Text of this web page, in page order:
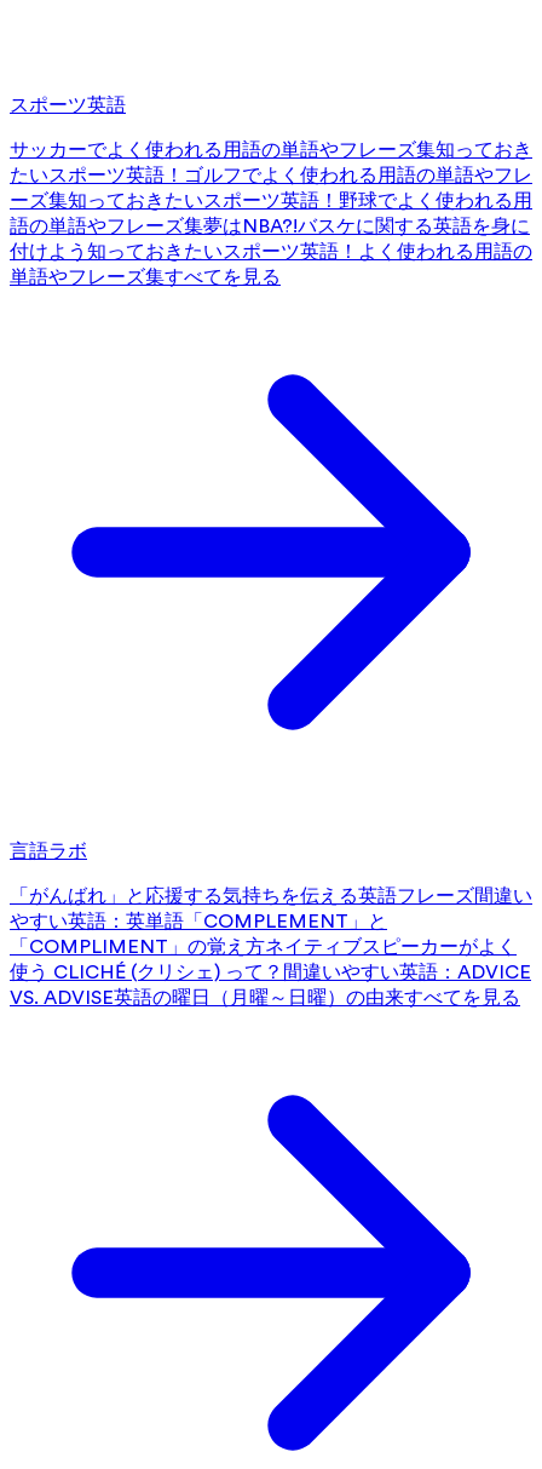
スポーツ英語
サッカーでよく使われる用語の単語やフレーズ集知っておき
たいスポーツ英語！ゴルフでよく使われる用語の単語やフレ
ーズ集知っておきたいスポーツ英語！野球でよく使われる用
語の単語やフレーズ集夢はNBA?!バスケに関する英語を身に
付けよう 知っておきたいスポーツ英語！よく使われる用語の
単語やフレーズ集すべてを見る
言語ラボ
「がんばれ」と応援する気持ちを伝える英語フレーズ間違い
やすい英語：英単語「COMPLEMENT」と
「COMPLIMENT」の覚え方ネイティブスピーカーがよく
使う CLICHÉ (クリシェ) って？ 間違いやすい英語：ADVICE
VS. ADVISE英語の曜日（月曜～日曜）の由来すべてを見る